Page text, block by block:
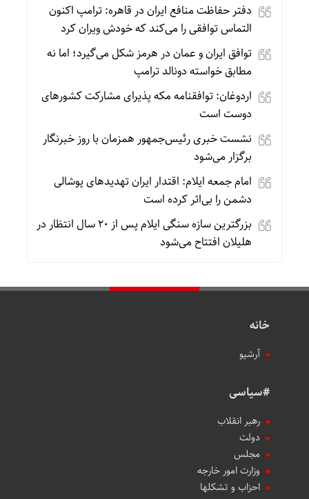
دفتر حفاظت منافع ایران در قاهره: ترامپ اکنون
التماس توافقی را می‌کند که خودش ویران کرد
توافق ایران و عمان در هرمز شکل می‌گیرد؛ اما نه
مطابق خواسته دونالد ترامپ
اردوغان: توافقنامه مکه پذیرای مشارکت کشورهای
دوست است
نشست خبری رئیس‌جمهور همزمان با روز خبرنگار
برگزار می‌شود
امام جمعه ایلام: اقتدار ایران تهدیدهای پوشالی
دشمن را بی‌اثر کرده است
بزرگترین سازه سنگی ایلام پس از ۲۰ سال انتظار در
هلیلان افتتاح می‌شود
خانه
آرشیو
#سیاسی
رهبر انقلاب
دولت
مجلس
وزارت امور خارجه
احزاب و تشکلها